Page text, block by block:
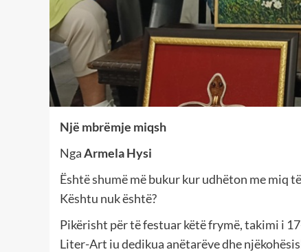
Një mbrëmje miqsh
NgaArmela Hysi
Është shumë më bukur kur udhëton me miq
Kështu nuk është?
Pikërisht për të festuar këtë frymë, takimi i
Liter-Art iu dedikua anëtarëve dhe